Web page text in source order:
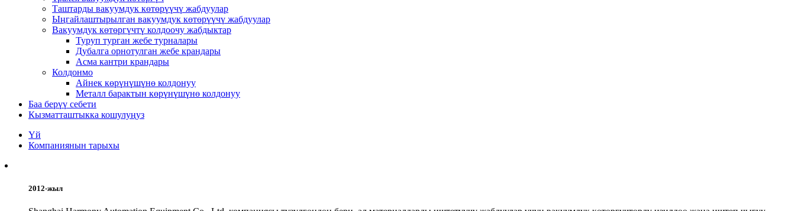
Таштарды вакуумдук көтөрүүчү жабдуулар
Ыңгайлаштырылган вакуумдук көтөрүүчү жабдуулар
Вакуумдук көтөргүчтү колдоочу жабдыктар
Туруп турган жебе турналары
Дубалга орнотулган жебе крандары
Асма кантри крандары
Колдонмо
Айнек көрүнүшүнө колдонуу
Металл барактын көрүнүшүнө колдонуу
Баа берүү себети
Кызматташтыкка кошулуңуз
Үй
Компаниянын тарыхы
2012-жыл